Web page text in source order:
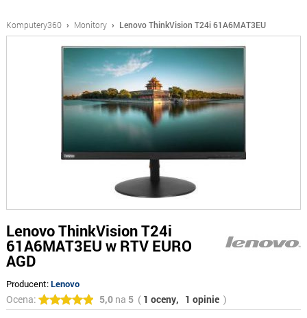
Komputery360 › Monitory › Lenovo ThinkVision T24i 61A6MAT3EU
Lenovo ThinkVision T24i
61A6MAT3EU w RTV EURO
AGD
Producent:Lenovo
Ocena: 5,0na 5( 1 oceny, 1 opinie )